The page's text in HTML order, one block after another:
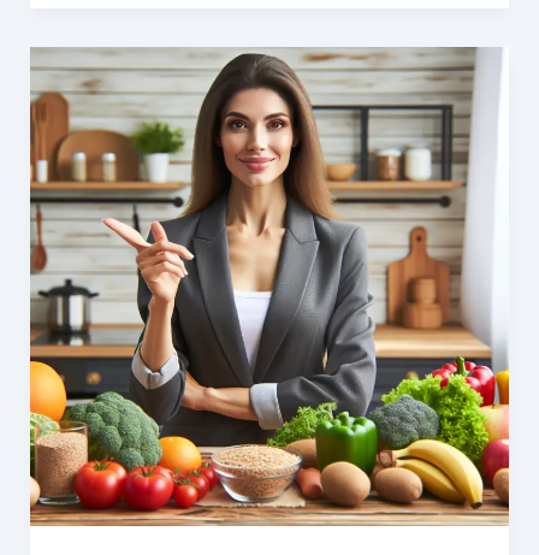
를
위
한
운
동
과
식
단
절
의
중
요
성